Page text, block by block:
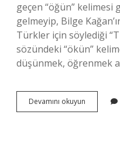
geçen “öğün” kelimesi
gelmeyip, Bilge
Türkler için söylediği
sözündeki “ökün”
düşünmek, öğrenmek
Devamını okuyun Öğünmek
Ne